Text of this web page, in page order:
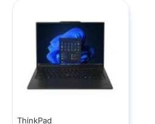
ThinkPad